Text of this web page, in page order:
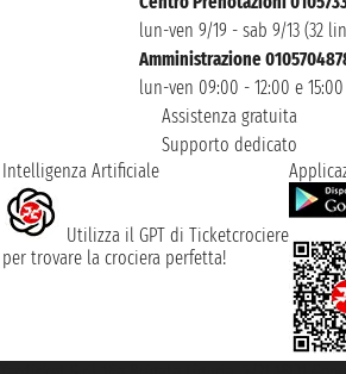
lun-ven 9/19 - sab 9/13 (32
Amministrazione
lun-ven 09:00 - 12:00 e
Assistenza gratuita
Supporto dedicato
Intelligenza Artificiale
Utilizza il GPT di Ticketcrociere
per trovare la crociera perfetta!